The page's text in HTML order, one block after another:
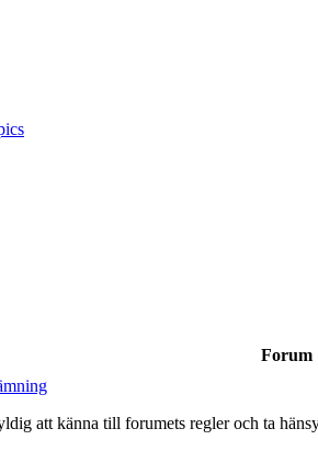
Forum
att känna till forumets regler och ta